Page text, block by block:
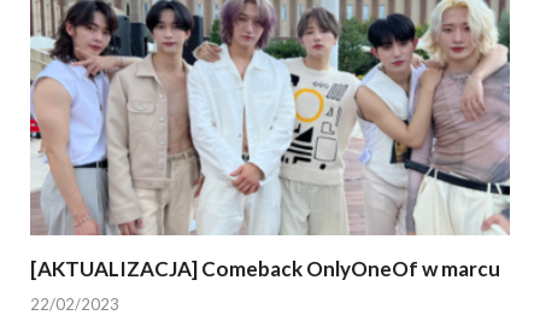
[AKTUALIZACJA] Comeback OnlyOneOf w marcu
22/02/2023